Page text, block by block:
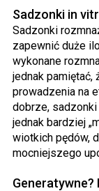
Sadzonki in
Sadzonki
zapewnić duże
wykonane
jednak pamiętać,
prowadzenia na
dobrze,
jednak bardziej
wiotkich pędów,
mocniejszego